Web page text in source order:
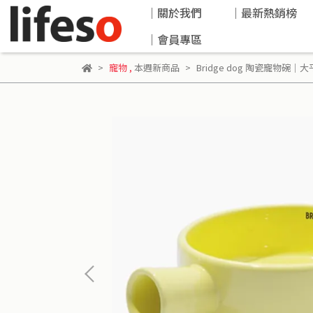
｜關於我們
｜最新熱銷榜
｜會員專區
寵物, 本週新商品 Bridge dog 陶瓷寵物碗｜大